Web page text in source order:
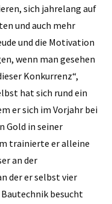
sich jahrelang auf
und auch mehr
und die Motivation
wenn man gesehen
Konkurrenz“,
hat sich rund ein
er sich im Vorjahr bei
Gold in seiner
trainierte er alleine
an der
der er selbst vier
besucht